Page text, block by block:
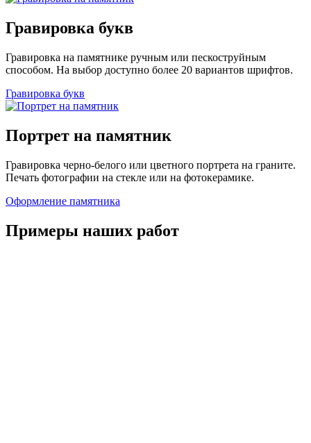
Гравировка букв
Гравировка на памятнике ручным или пескоструйным
способом. На выбор доступно более 20 вариантов шрифтов.
Гравировка букв
Портрет на памятник
Гравировка черно-белого или цветного портрета на граните.
Печать фотографии на стекле или на фотокерамике.
Оформление памятника
Примеры наших работ